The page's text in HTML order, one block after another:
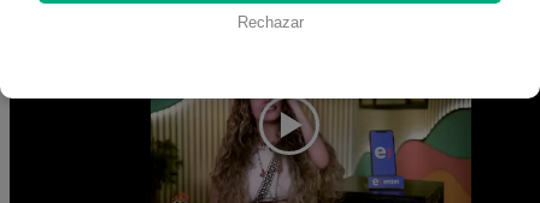
embargo, al final de la noche tres de ellos tendrán que ir
Rechazar